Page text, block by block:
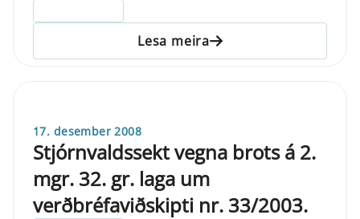
Lesa meira
17. desember 2008
Stjórnvaldssekt vegna brots á 2.
mgr. 32. gr. laga um
verðbréfaviðskipti nr. 33/2003.